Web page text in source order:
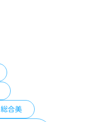
総合美